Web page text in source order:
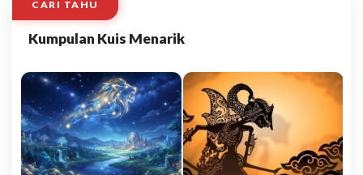
CARI TAHU
Kumpulan Kuis Menarik